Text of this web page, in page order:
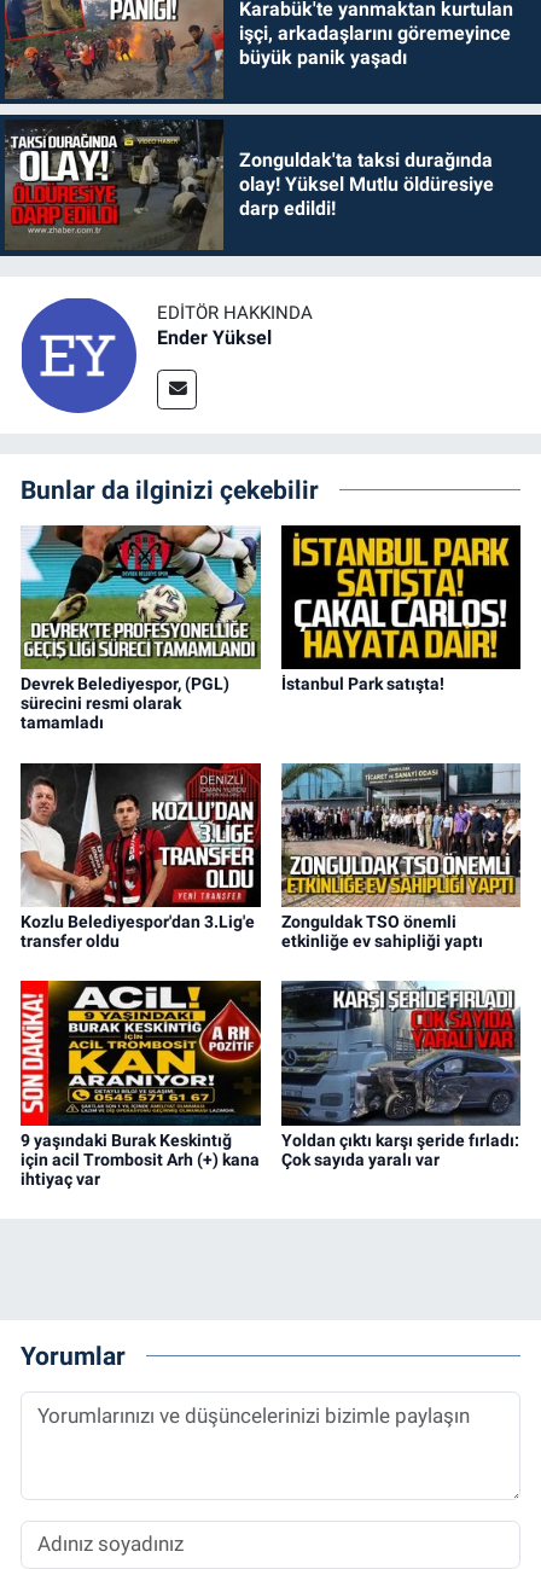
Karabük'te yanmaktan kurtulan
işçi, arkadaşlarını göremeyince
büyük panik yaşadı
Zonguldak'ta taksi durağında
olay! Yüksel Mutlu öldüresiye
darp edildi!
EDITÖR HAKKINDA
Ender Yüksel
Bunlar da ilginizi çekebilir
Devrek Belediyespor, (PGL)
sürecini resmi olarak
tamamladı
İstanbul Park satışta!
Kozlu Belediyespor'dan 3.Lig'e
transfer oldu
Zonguldak TSO önemli
etkinliğe ev sahipliği yaptı
9 yaşındaki Burak Keskintığ
için acil Trombosit Arh (+) kana
ihtiyaç var
Yoldan çıktı karşı şeride fırladı:
Çok sayıda yaralı var
Yorumlar